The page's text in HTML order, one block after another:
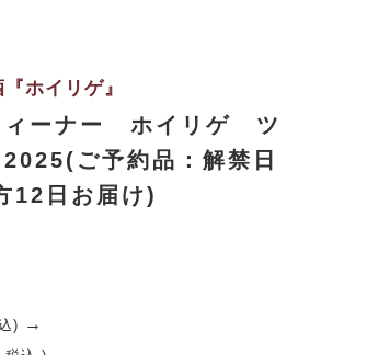
ホイリゲ』
ーナー ホイリゲ ツ
ご予約品：解禁日
12日お届け)
)